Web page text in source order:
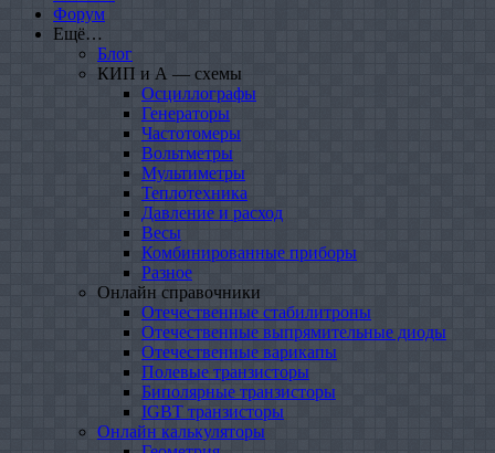
Форум
Ещё…
Блог
КИП и А — схемы
Осциллографы
Генераторы
Частотомеры
Вольтметры
Мультиметры
Теплотехника
Давление и расход
Весы
Комбинированные приборы
Разное
Онлайн справочники
Отечественные стабилитроны
Отечественные выпрямительные диоды
Отечественные варикапы
Полевые транзисторы
Биполярные транзисторы
IGBT транзисторы
Онлайн калькуляторы